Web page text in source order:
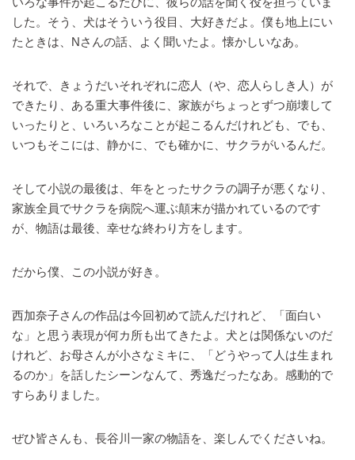
した。そう、犬はそういう役目、大好きだよ。僕も地上にい
たときは、Nさんの話、よく聞いたよ。懐かしいなあ。
それで、きょうだいそれぞれに恋人（や、恋人らしき人）が
できたり、ある重大事件後に、家族がちょっとずつ崩壊して
いったりと、いろいろなことが起こるんだけれども、でも、
いつもそこには、静かに、でも確かに、サクラがいるんだ。
そして小説の最後は、年をとったサクラの調子が悪くなり、
家族全員でサクラを病院へ運ぶ顛末が描かれているのです
が、物語は最後、幸せな終わり方をします。
だから僕、この小説が好き。
西加奈子さんの作品は今回初めて読んだけれど、「面白い
な」と思う表現が何カ所も出てきたよ。犬とは関係ないのだ
けれど、お母さんが小さなミキに、「どうやって人は生まれ
るのか」を話したシーンなんて、秀逸だったなあ。感動的で
すらありました。
ぜひ皆さんも、長谷川一家の物語を、楽しんでくださいね。